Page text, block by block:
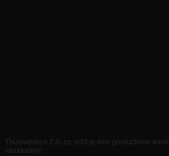
Thuiswerken 2.0: zo richt je een productieve
werkkamer